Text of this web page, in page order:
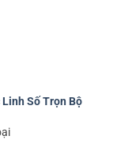
Số Trọn Bộ